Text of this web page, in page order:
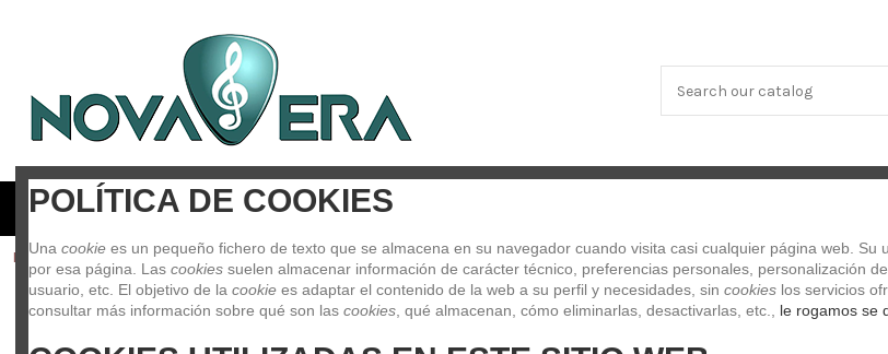
GUITARRAS Y BAJOS BATERIAS Y PERCUSION
Inicio Baterías y Percusión Percusion Percusion Etnica MEINL FICY-2
MEINL FICY-2
POLÍTICA DE COOKIES
Una cookie es un pequeño fichero de texto que se almacena en su navegador cuando visita casi cualquier página web.
por esa página. Las cookies suelen almacenar información de carácter técnico, preferencias personales, personalización
usuario, etc. El objetivo de la cookie es adaptar el contenido de la web a su perfil y necesidades, sin cookies los servicios
consultar más información sobre qué son las cookies , qué almacenan, cómo eliminarlas, desactivarlas, etc., le rogamos se